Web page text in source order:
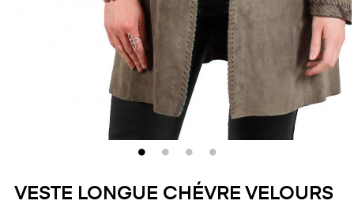
VESTE LONGUE CHÉVRE VELOURS